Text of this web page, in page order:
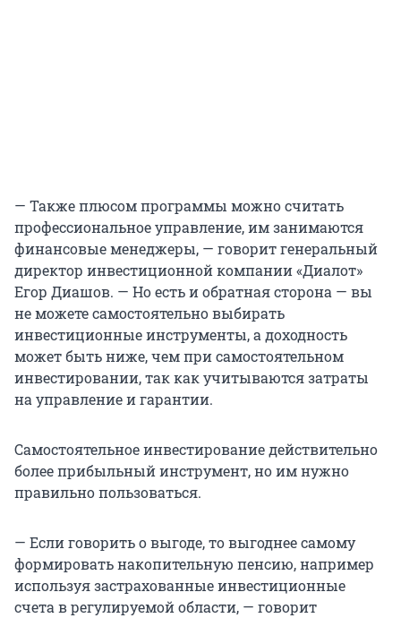
— Также плюсом программы можно считать
профессиональное управление, им занимаются
финансовые менеджеры, — говорит генеральный
директор инвестиционной компании «Диалот»
Егор Диашов. — Но есть и обратная сторона — вы
не можете самостоятельно выбирать
инвестиционные инструменты, а доходность
может быть ниже, чем при самостоятельном
инвестировании, так как учитываются затраты
на управление и гарантии.
Самостоятельное инвестирование действительно
более прибыльный инструмент, но им нужно
правильно пользоваться.
— Если говорить о выгоде, то выгоднее самому
формировать накопительную пенсию, например
используя застрахованные инвестиционные
счета в регулируемой области, — говорит